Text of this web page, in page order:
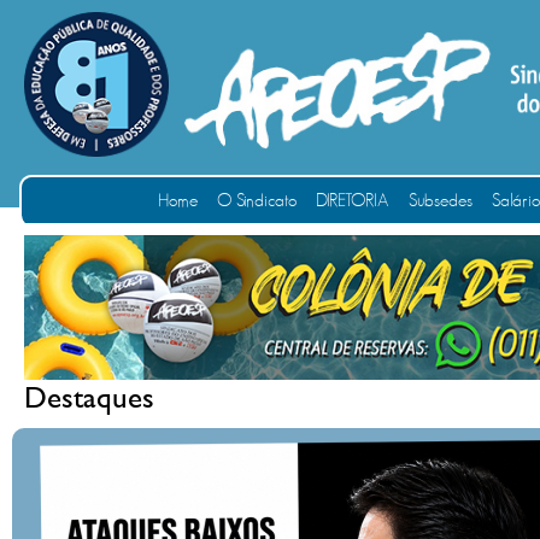
Home O Sindicato DIRETORIA Subsedes
Destaques